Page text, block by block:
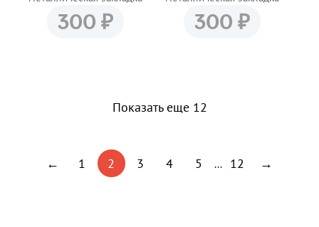
bz142 shg9
300 ₽
bz143 shg9
300 ₽
Показать еще 12
← 1 2 3 4 5 →
... 12